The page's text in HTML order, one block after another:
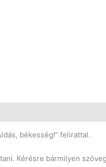
békesség!” felirattal.
Kérésre bármilyen